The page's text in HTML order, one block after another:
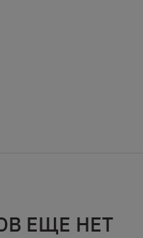
ЕЩЕ НЕТ